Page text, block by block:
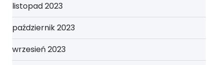
listopad 2023
październik 2023
wrzesień 2023